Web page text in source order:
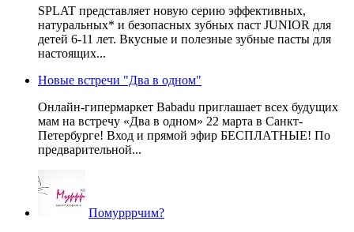
SPLAT представляет новую серию эффективных,
натуральных* и безопасных зубных паст JUNIOR для
детей 6-11 лет. Вкусные и полезные зубные пасты для
настоящих...
Новые встречи "Два в одном"
Онлайн-гипермаркет Babadu приглашает всех будущих
мам на встречу «Два в одном» 22 марта в Санкт-
Петербурге! Вход и прямой эфир БЕСПЛАТНЫЕ! По
предварительной...
Помурррчим?